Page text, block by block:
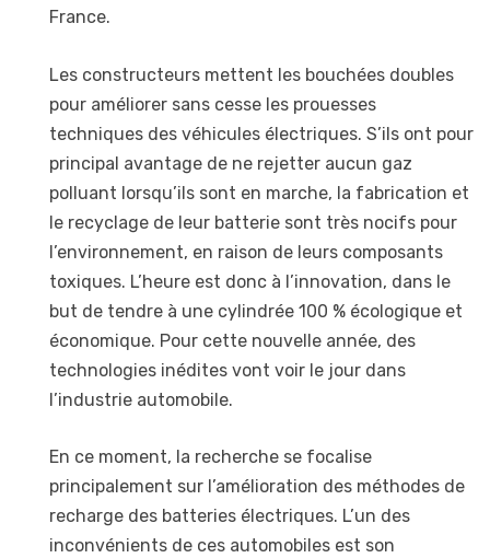
France.
Les constructeurs mettent les bouchées doubles
pour améliorer sans cesse les prouesses
techniques des véhicules électriques. S’ils ont pour
principal avantage de ne rejetter aucun gaz
polluant lorsqu’ils sont en marche, la fabrication et
le recyclage de leur batterie sont très nocifs pour
l’environnement, en raison de leurs composants
toxiques. L’heure est donc à l’innovation, dans le
but de tendre à une cylindrée 100 % écologique et
économique. Pour cette nouvelle année, des
technologies inédites vont voir le jour dans
l’industrie automobile.
En ce moment, la recherche se focalise
principalement sur l’amélioration des méthodes de
recharge des batteries électriques. L’un des
inconvénients de ces automobiles est son